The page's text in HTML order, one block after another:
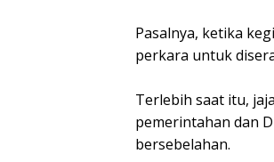
‎Pasalnya, ketika
perkara untuk
‎Terlebih saat itu,
pemerintahan dan
bersebelahan.